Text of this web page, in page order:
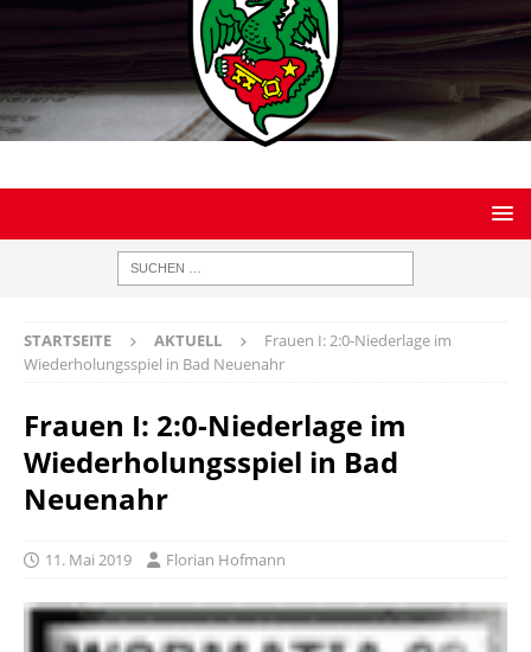
STARTSEITE AKTUELL
Frauen I: 2:0-Niederlage im
Wiederholungsspiel in Bad Neuenahr
Frauen I: 2:0-Niederlage im
Wiederholungsspiel in Bad
Neuenahr
11. Mai 2019 Florian Hofmann